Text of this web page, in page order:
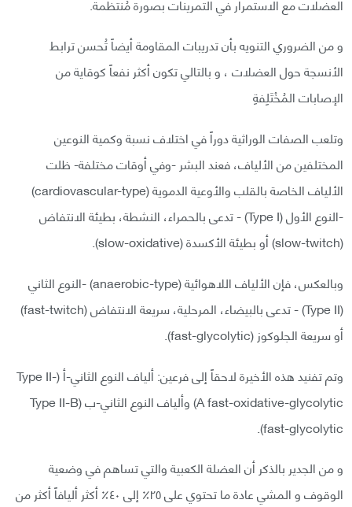
و من الضروري التنويه بأن تدريبات المقاومة أيضاً تُحسن ترابط
الأنسجة حول العضلات ، و بالتالي تكون أكثر نفعاً كوقاية من
الإصابات المُخْتَلِفةِ
وتلعب الصفات الوراثية دوراً في اختلاف نسبة وكمية النوعين
المختلفين من الألياف، فعند البشر -وفي أوقات مختلفة- ظلت
الألياف الخاصة بالقلب والأوعية الدموية (cardiovascular-type)
-النوع الأول (Type I) - تدعى بالحمراء، النشطة، بطيئة الانتفاض
(slow-twitch) أو بطيئة الأكسدة (slow-oxidative).
وبالعكس، فإن الألياف اللاهوائية (anaerobic-type) -النوع الثاني
(Type II) - تدعى بالبيضاء، المرحلية، سريعة الانتفاض (fast-twitch)
أو سريعة الجلوكوز (fast-glycolytic).
وتم تفنيد هذه الأخيرة لاحقاً إلى فرعين: ألياف النوع الثاني-أ (Type II-
A fast-oxidative-glycolytic) وألياف النوع الثاني-ب (Type II-B
fast-glycolytic).
و من الجدير بالذكر أن العضلة الكعبية والتي تساهم في وضعية
الوقوف و المشي عادة ما تحتوي على ٢٥٪ إلى ٤٠٪ أكثر أليافاً أكثر من